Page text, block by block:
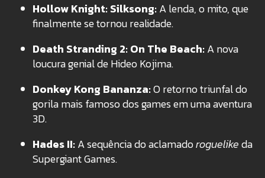
Hollow Knight: Silksong:A lenda, o mito, que
finalmente se tornou realidade.
Death Stranding 2: On The Beach:A nova
loucura genial de Hideo Kojima.
Donkey Kong Bananza:O retorno triunfal do
gorila mais famoso dos games em uma aventura
3D.
Hades II:A sequência do aclamadoroguelikeda
Supergiant Games.